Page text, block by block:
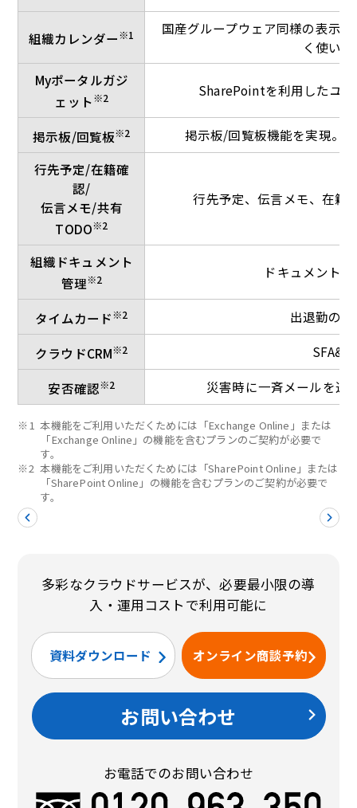
組織カレンダー※1
国産グループウェア同様の表示
く使い
Myポータルガジ
ェット※2 SharePointを利用したユ
掲示板/回覧板※2
掲示板/回覧板機能を実現。
行先予定/在籍確
認/
伝言メモ/共有
TODO※2
行先予定、伝言メモ、在籍
組織ドキュメント
管理※2 ドキュメント
タイムカード※2 出退勤の
クラウドCRM※2
安否確認※2 災害時に一斉メールを送
※1 本機能をご利用いただくためには「Exchange Online」または
「Exchange Online」の機能を含むプランのご契約が必要で
す。
※2 本機能をご利用いただくためには「SharePoint Online」または
「SharePoint Online」の機能を含むプランのご契約が必要で
す。
多彩なクラウドサービスが、必要最小限の導
入・運用コストで利用可能に
資料ダウンロード オンライン商談予約
お問い合わせ
お電話でのお問い合わせ